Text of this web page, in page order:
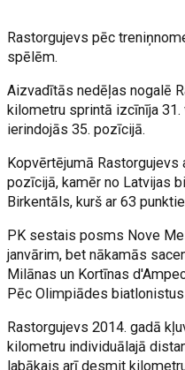
Rastorgujevs pēc
spēlēm.
Aizvadītās nedēļas nogalē
kilometru sprintā izcīnīja
ierindojās 35. pozīcijā.
Kopvērtējumā Rastorgujevs
pozīcijā, kamēr no Latvijas
Birkentāls, kurš ar 63
PK sestais posms Nove
janvārim, bet nākamās
Milānas un Kortīnas
Pēc Olimpiādes
Rastorgujevs 2014. gadā
kilometru individuālajā
labākais arī desmit